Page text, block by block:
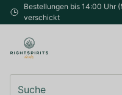
Bestellungen bis 14:00 Uhr
verschickt